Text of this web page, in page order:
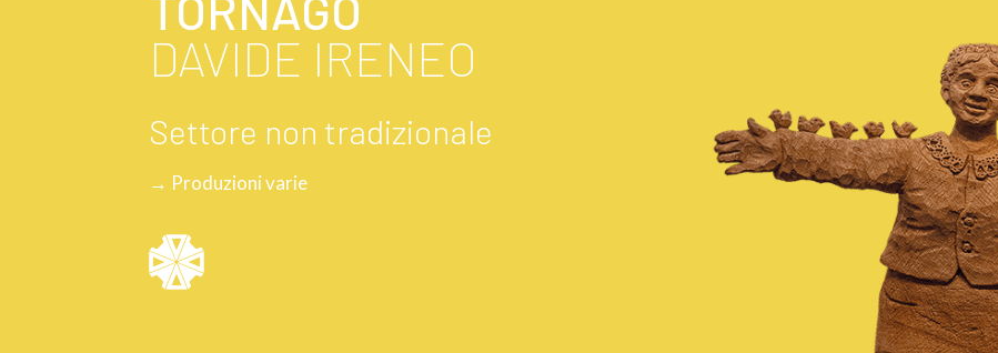
DAVIDE IRENEO
Settore non tradizionale
→ Produzioni varie